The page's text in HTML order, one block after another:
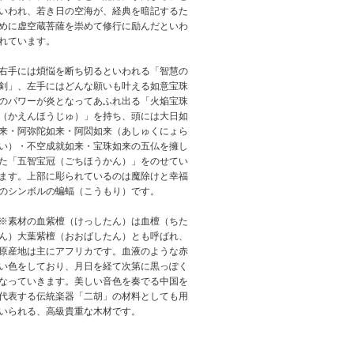
われ、若き日の空海が、経典を暗記するた
に虚空蔵菩薩を崇めて修行に励んだといわ
ています。
手には煩悩を断ち切るといわれる「智慧の
」、左手にはどんな願いも叶える如意宝珠
パワーが炎となってあふれ出る「火焔宝珠
かえんほうじゅ）」を持ち、頭には大日如
・阿弥陀如来・阿閦如来（あしゅくにょら
）・不空成就如来・宝珠如来の五仏を擁し
「五智宝冠（ごちほうかん）」をのせてい
す。上部に彫られているのは魔除けと幸福
シンボルの蝙蝠（こうもり）です。
素材の血紫檀（けっしたん）は血檀（ちた
）大葉紫檀（おおばしたん）とも呼ばれ、
産地は主にアフリカです。血液のような赤
色をしており、月日を経て次第に黒っぽく
っていきます。美しい音色を奏でる中国を
表する伝統楽器「二胡」の材料としても用
られる、高級貴重な木材です。